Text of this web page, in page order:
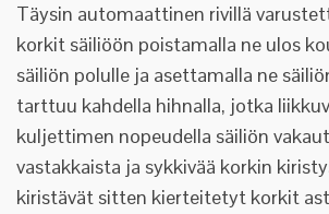
Täysin automaattinen rivillä
korkit säiliöön poistamalla ne ulos
säiliön polulle ja asettamalla ne
tarttuu kahdella hihnalla, jotka
kuljettimen nopeudella säiliön
vastakkaista ja sykkivää korkin
kiristävät sitten kierteitetyt korkit